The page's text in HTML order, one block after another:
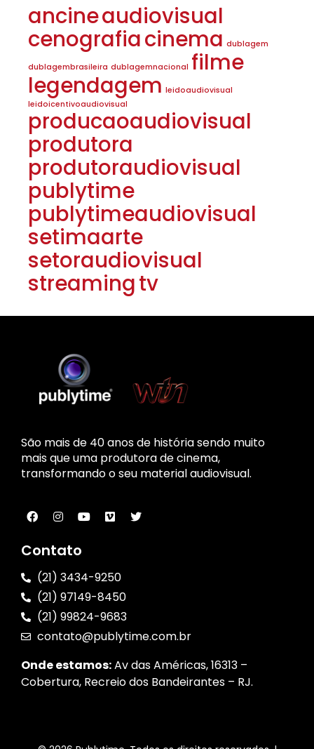
ancineaudiovisual
cenografiacinema dublagem
dublagembrasileira dublagemnacional filme
legendagem leidoaudiovisual
leidoicentivoaudiovisual
producaoaudiovisual
produtora
produtoraudiovisual
publytime
publytimeaudiovisual
setimaarte
setoraudiovisual
streamingtv
São mais de 40 anos de história sendo muito
mais que uma produtora de cinema,
transformando o seu material audiovisual.
Contato
(21) 3434-9250
(21) 97149-8450
(21) 99824-9683
contato@publytime.com.br
Onde estamos:Av das Américas, 16313 –
Cobertura, Recreio dos Bandeirantes – RJ.